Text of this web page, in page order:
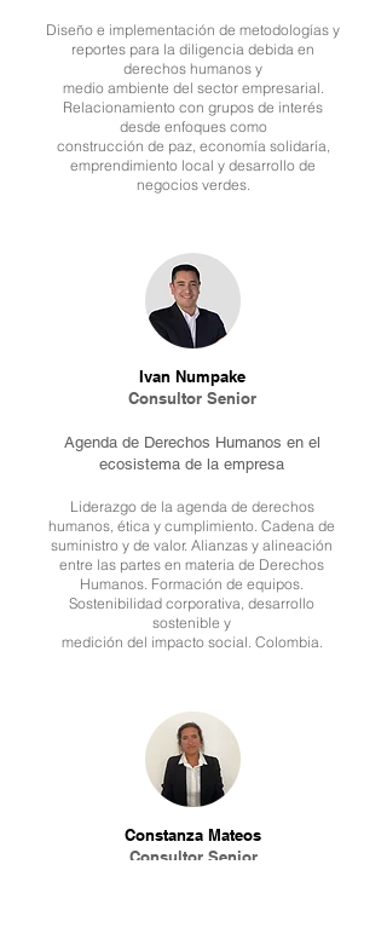
Diseño e implementación de metodologías y
reportes para la diligencia debida en
derechos humanos y
medio ambiente del sector empresarial.
Relacionamiento con grupos de interés
desde enfoques como
construcción de paz, economía solidaría,
emprendimiento local y desarrollo de
negocios verdes.
Ivan Numpake​
Consultor Senior
Agenda de Derechos Humanos en el
ecosistema de la empresa
Liderazgo de la agenda de derechos
humanos, ética y cumplimiento. Cadena de
suministro y de valor. Alianzas y alineación
entre las partes en materia de Derechos
Humanos. Formación de equipos.
Sostenibilidad corporativa, desarrollo
sostenible y
medición del impacto social. Colombia.
Constanza Mateos
Consultor Senior